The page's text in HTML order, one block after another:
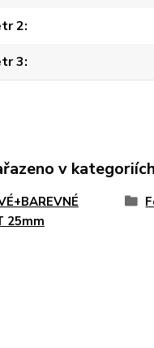
2
3
v kategoriích
25mm